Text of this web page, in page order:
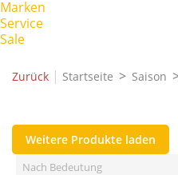
Marken
Service
Sale
Zurück | Startseite Saison
Filters:
Filter löschen
Weitere Produkte laden
Nach Bedeutung